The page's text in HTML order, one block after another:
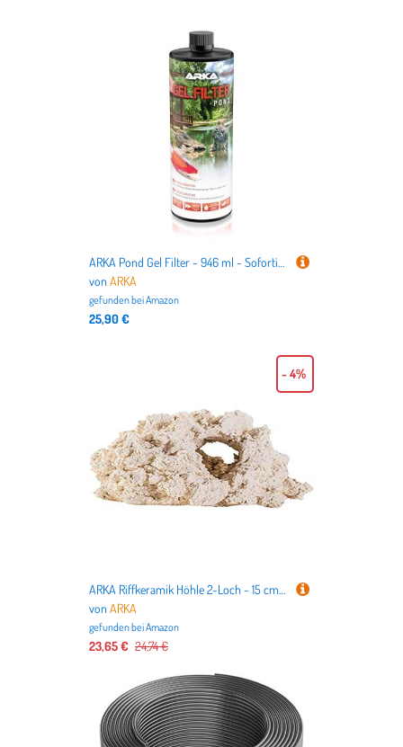
ARKA Pond Gel Filter - 946 ml - Sofortige Verbesserung der biologischen Aktivität für Teichfilter und Filtermedien, für EIN gesundes Teichleben.
vonARKA
gefunden beiAmazon
25,90 €
ARKA Riffkeramik Höhle 2-Loch - 15 cm - Aus natürlichen Rohstoffen gefertigte Höhle, schadstofffrei mit hoher Porosität, Made in Germany, für Meerwasseraquarien, Made in Germany
vonARKA
gefunden beiAmazon
23,65 € 24,74 €
- 4%